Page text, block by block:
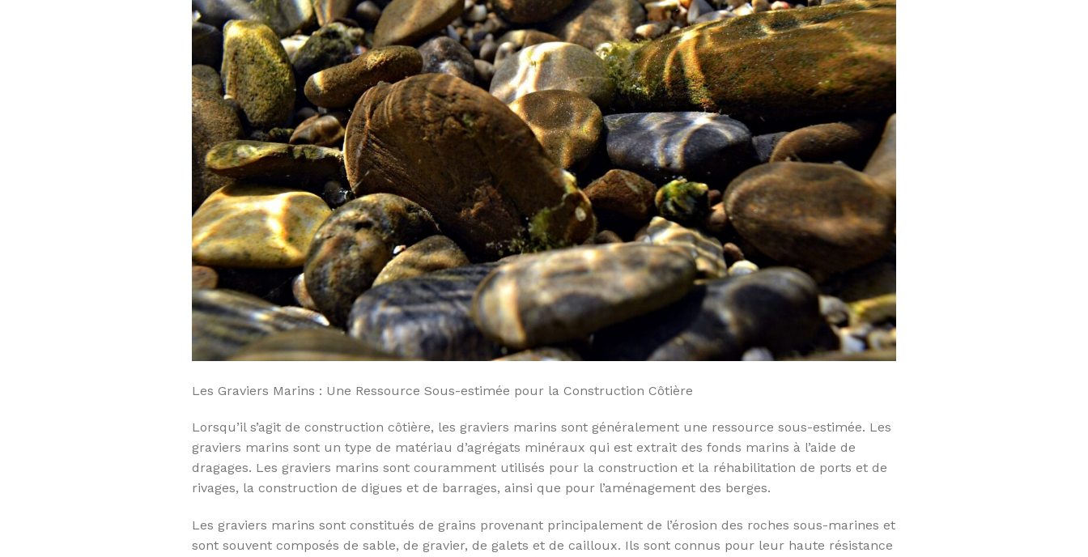
Les Graviers Marins : Une Ressource Sous-estimée pour la Construction Côtière
Lorsqu’il s’agit de construction côtière, les graviers marins sont généralement une ressource sous-estimée. Les
graviers marins sont un type de matériau d’agrégats minéraux qui est extrait des fonds marins à l’aide de
dragages. Les graviers marins sont couramment utilisés pour la construction et la réhabilitation de ports et de
rivages, la construction de digues et de barrages, ainsi que pour l’aménagement des berges.
Les graviers marins sont constitués de grains provenant principalement de l’érosion des roches sous-marines et
sont souvent composés de sable, de gravier, de galets et de cailloux. Ils sont connus pour leur haute résistance